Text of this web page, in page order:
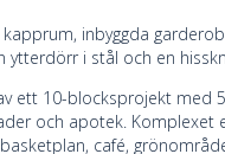
inbyggda
ytterdörr i stål och en
ett 10-blocksprojekt med
och apotek.
café,